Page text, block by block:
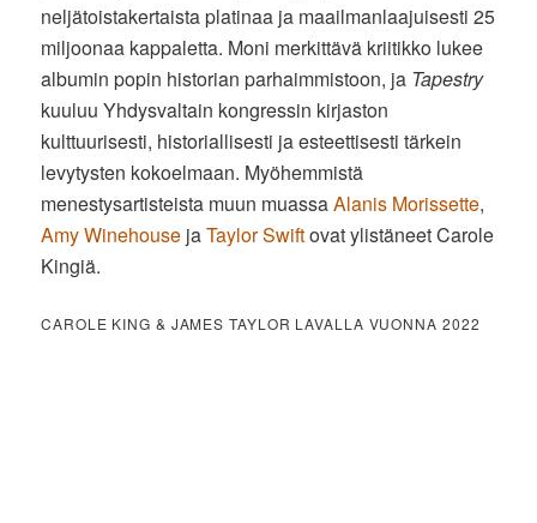
neljätoistakertaista platinaa ja maailmanlaajuisesti 25
miljoonaa kappaletta. Moni merkittävä kriitikko lukee
albumin popin historian parhaimmistoon, ja Tapestry
kuuluu Yhdysvaltain kongressin kirjaston
kulttuurisesti, historiallisesti ja esteettisesti tärkein
levytysten kokoelmaan. Myöhemmistä
menestysartisteista muun muassaAlanis Morissette,
Amy Winehouse jaTaylor Swiftovat ylistäneet Carole
Kingiä.
CAROLE KING & JAMES TAYLOR LAVALLA VUONNA 2022